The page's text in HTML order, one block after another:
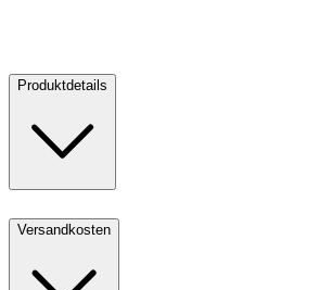
Produktdetails
Versandkosten